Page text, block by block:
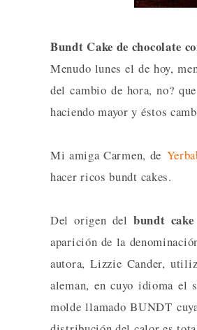
Bundt Cake de chocolate
Menudo lunes el de hoy,
del cambio de hora, no?
haciendo mayor y éstos
Mi amiga Carmen, de
hacer ricos bundt cakes.
Del origen del bundt cake
aparición de la
autora, Lizzie Cander,
aleman, en cuyo idioma
molde llamado BUNDT